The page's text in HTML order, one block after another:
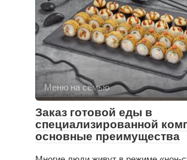
Меню на семью
Заказ готовой еды в
специализированной
основные преимущества